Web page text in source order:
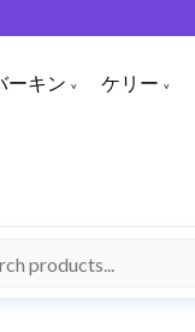
ーキン ケリー